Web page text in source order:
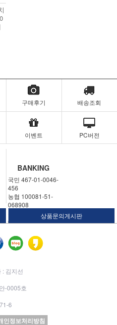
구매후기 배송조회
이벤트 PC버전
BANKING
국민 467-01-0046-
456
농협 100081-51-
068908
우체국 311324-02-
030250
상품문의게시판
: 김지선
-0005호
6
인정보처리방침